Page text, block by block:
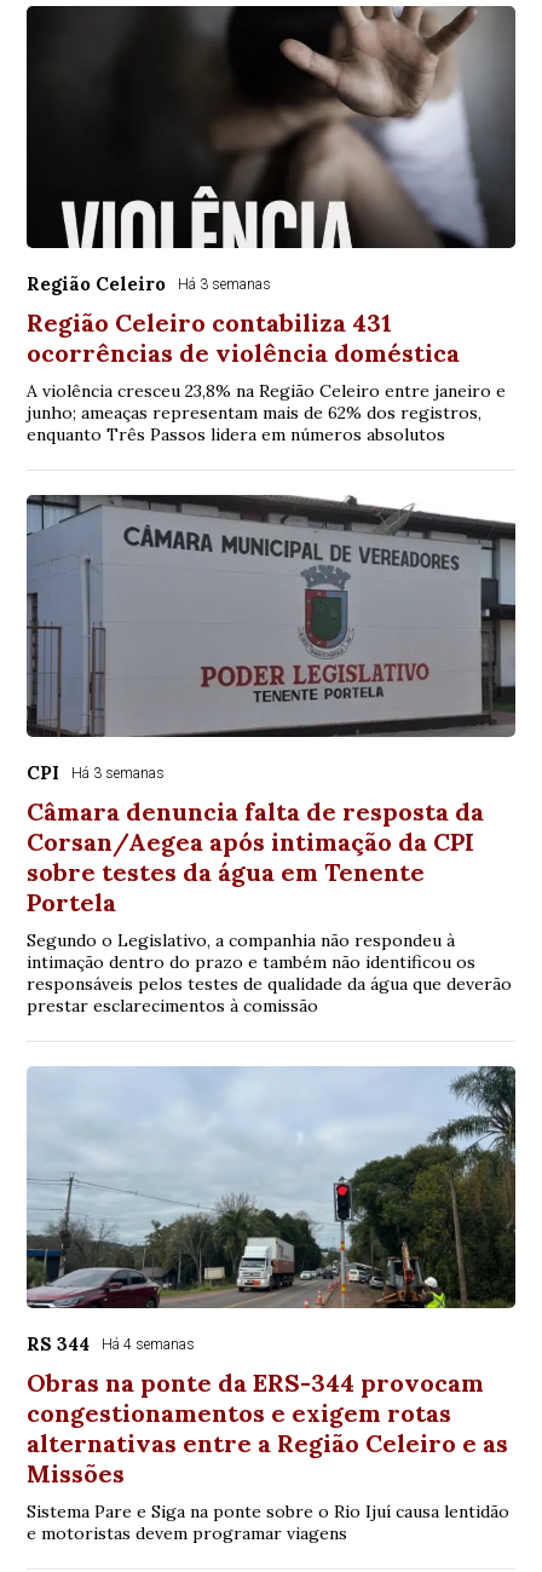
Região Celeiro Há 3 semanas
Região Celeiro contabiliza 431
ocorrências de violência doméstica
A violência cresceu 23,8% na Região Celeiro entre janeiro e
junho; ameaças representam mais de 62% dos registros,
enquanto Três Passos lidera em números absolutos
CPI Há 3 semanas
Câmara denuncia falta de resposta da
Corsan/Aegea após intimação da CPI
sobre testes da água em Tenente
Portela
Segundo o Legislativo, a companhia não respondeu à
intimação dentro do prazo e também não identificou os
responsáveis pelos testes de qualidade da água que deverão
prestar esclarecimentos à comissão
RS 344 Há 4 semanas
Obras na ponte da ERS-344 provocam
congestionamentos e exigem rotas
alternativas entre a Região Celeiro e as
Missões
Sistema Pare e Siga na ponte sobre o Rio Ijuí causa lentidão
e motoristas devem programar viagens